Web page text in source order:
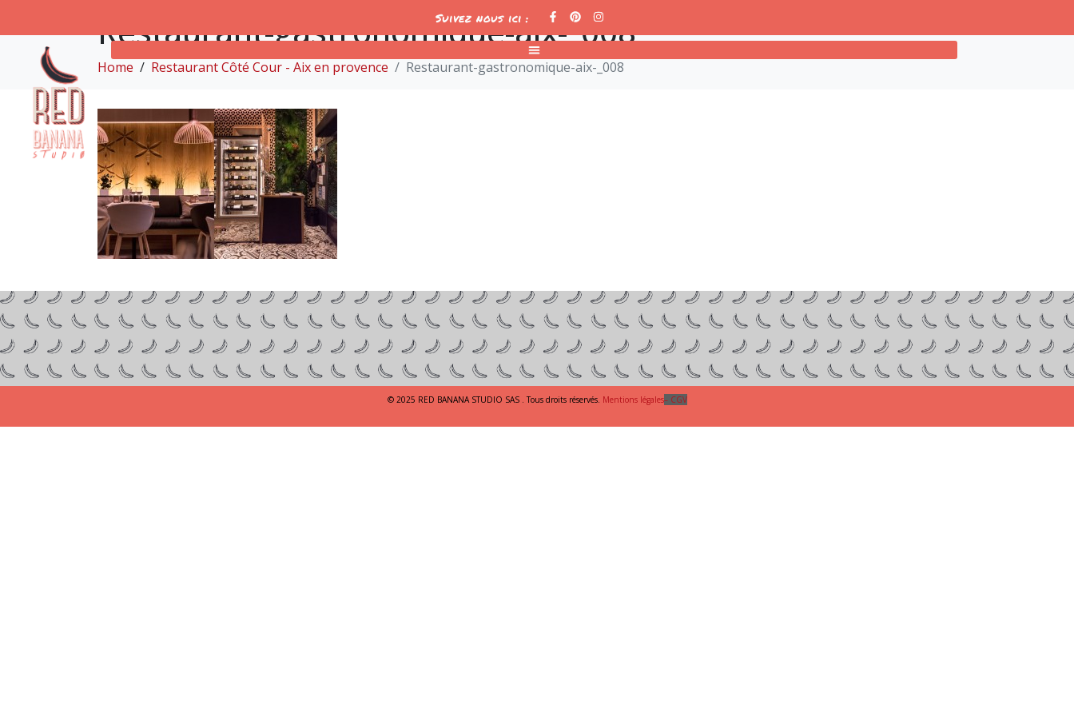
Suivez nous ici :
Restaurant-gastronomique-aix-_008
Home Restaurant Côté Cour - Aix en provence Restaurant-gastronomique-aix-_008
© 2025 RED BANANA STUDIO SAS . Tous droits réservés. Mentions légales– CGV